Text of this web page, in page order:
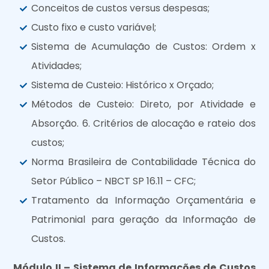
Conceitos de custos versus despesas;
Custo fixo e custo variável;
Sistema de Acumulação de Custos: Ordem x
Atividades;
Sistema de Custeio: Histórico x Orçado;
Métodos de Custeio: Direto, por Atividade e
Absorção. 6. Critérios de alocação e rateio dos
custos;
Norma Brasileira de Contabilidade Técnica do
Setor Público – NBCT SP 16.11 – CFC;
Tratamento da Informação Orçamentária e
Patrimonial para geração da Informação de
Custos.